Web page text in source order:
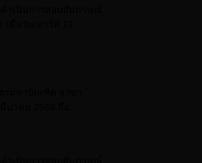
าเนินการสอบสัมภาษณ์
รมหาบัณฑิต สาขา
าคม 2569 ถึง...
าเนินการสอบสัมภาษณ์